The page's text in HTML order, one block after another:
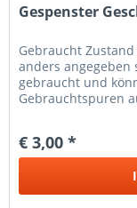
Gespenster
Gebraucht
anders
gebraucht und
Gebrauchtspuren
€ 3,00 *